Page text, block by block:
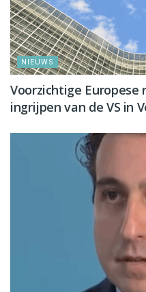
NIEUWS
Voorzichtige
ingrijpen van de VS in